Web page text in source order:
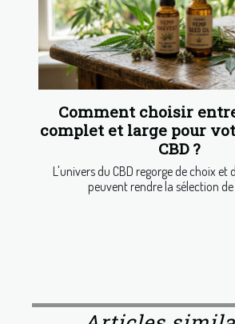
Comment choisir
complet et large pour
CBD ?
L'univers du CBD regorge de choix et
peuvent rendre la sélection de